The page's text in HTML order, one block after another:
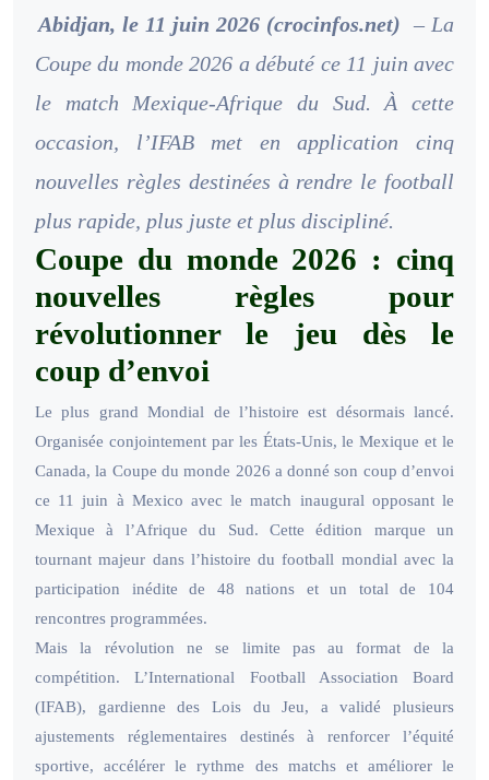
Abidjan, le 11 juin 2026 (crocinfos.net) – La
Coupe du monde 2026 a débuté ce 11 juin avec
le match Mexique-Afrique du Sud. À cette
occasion, l’IFAB met en application cinq
nouvelles règles destinées à rendre le football
plus rapide, plus juste et plus discipliné.
Coupe du monde 2026 : cinq
nouvelles règles pour
révolutionner le jeu dès le
coup d’envoi
Le plus grand Mondial de l’histoire est désormais lancé.
Organisée conjointement par les États-Unis, le Mexique et le
Canada, la Coupe du monde 2026 a donné son coup d’envoi
ce 11 juin à Mexico avec le match inaugural opposant le
Mexique à l’Afrique du Sud. Cette édition marque un
tournant majeur dans l’histoire du football mondial avec la
participation inédite de 48 nations et un total de 104
rencontres programmées.
Mais la révolution ne se limite pas au format de la
compétition. L’International Football Association Board
(IFAB), gardienne des Lois du Jeu, a validé plusieurs
ajustements réglementaires destinés à renforcer l’équité
sportive, accélérer le rythme des matchs et améliorer le